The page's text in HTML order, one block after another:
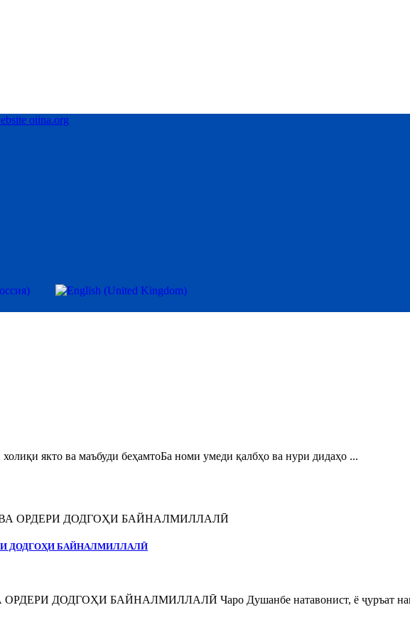
якто ва маъбуди беҳамтоБа номи умеди қалбҳо ва нури дидаҳо ...
ДОДГОҲИ БАЙНАЛМИЛЛАЛӢ
ДОДГОҲИ БАЙНАЛМИЛЛАЛӢ Чаро Душанбе натавонист, ё ҷуръат